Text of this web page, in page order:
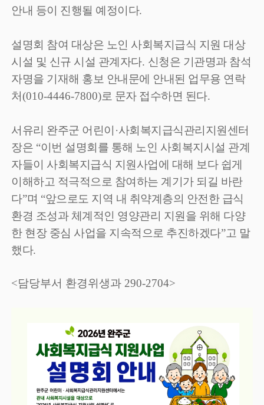
안내 등이 진행될 예정이다.
설명회 참여 대상은 노인 사회복지급식 지원 대상
시설 및 신규 시설 관계자다. 신청은 기관명과 참석
자명을 기재해 홍보 안내문에 안내된 업무용 연락
처(010-4446-7800)로 문자 접수하면 된다.
서유리 완주군 어린이 ·사회복지급식관리지원센터
장은 “이번 설명회를 통해 노인 사회복지시설 관계
자들이 사회복지급식 지원사업에 대해 보다 쉽게
이해하고 적극적으로 참여하는 계기가 되길 바란
다”며 “앞으로도 지역 내 취약계층의 안전한 급식
환경 조성과 체계적인 영양관리 지원을 위해 다양
한 현장 중심 사업을 지속적으로 추진하겠다”고 말
했다.
<담당부서 환경위생과 290-2704>